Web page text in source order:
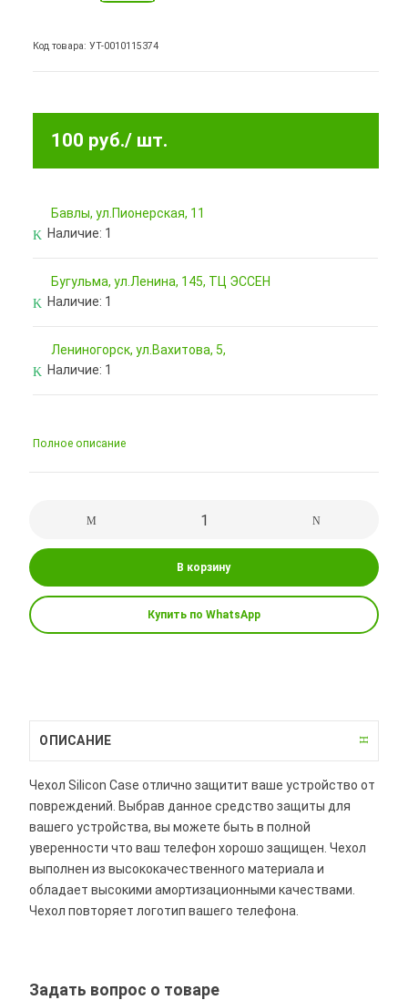
Код товара: УТ-0010115374
100 руб./ шт.
Бавлы, ул.Пионерская, 11
Наличие: 1
Бугульма, ул.Ленина, 145, ТЦ ЭССЕН
Наличие: 1
Лениногорск, ул.Вахитова, 5,
Наличие: 1
Полное описание
В корзину
Купить по WhatsApp
ОПИСАНИЕ
Чехол Silicon Case отлично защитит ваше устройство от
повреждений. Выбрав данное средство защиты для
вашего устройства, вы можете быть в полной
уверенности что ваш телефон хорошо защищен. Чехол
выполнен из высококачественного материала и
обладает высокими амортизационными качествами.
Чехол повторяет логотип вашего телефона.
Задать вопрос о товаре